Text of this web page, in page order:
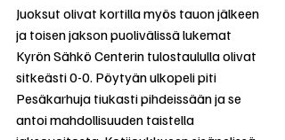
Juoksut olivat kortilla myös tauon jälkeen
ja toisen jakson puolivälissä lukemat
Kyrön Sähkö Centerin tulostaululla olivat
sitkeästi 0-0. Pöytyän ulkopeli piti
Pesäkarhuja tiukasti pihdeissään ja se
antoi mahdollisuuden taistella